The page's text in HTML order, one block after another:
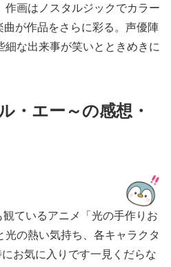
作画はノスタルジックでカラー
曲が作品をさらに彩る。声優陣
な出来事が笑いとときめきに
・エー～の感想・
観ているアニメ「光の手作りお
光の熱い気持ち、各キャラクタ
お気に入りです一見くだらな